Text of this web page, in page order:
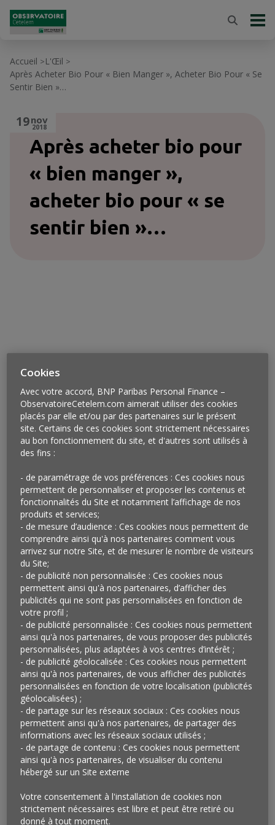
Accueil >L'Œil >
Après Acheter Bio Pour « Bien Manger », Acheter Bio Pour « Se
Sentir Bien »…
Après acheter bio pour
« bien manger »,
acheter bio pour « se
sentir bien »…
19nov
2018
Vu à Paris
15ème arrondissement, son dernier concept de
magasin baptiséNaturalia Originesdédié aux
médecines douces et à la nature. 1 300 produits y sont
proposés, répartis en cinq espaces : compléments
alimentaires, herboristerie, aromathérapie, super-
aliments et ayurveda. L’agencement du magasin,
particulièrement aéré, comprend aussi des espaces,
non marchands pour entamer et susciter les
discussions et les échanges avec une équipe
spécialement formée. Composée de quatre personnes
spécialisées dans la médecine douce comme des
naturopathes ou des diététiciens, l’équipe propose des
consultations, sur rendez-vous, et des ateliers
thématiques. Un bar à herbes et infusion est
également proposé. Enfin, un plafond végétal (thym,
orchidées, basilic), une première en Europe, vient
affirmer la personnalité du lieu.
Qu’en penser ?
Enseigne pionnière du bio, Naturalia inaugure
aujourd’hui, avec son dernier concept de magasin, une
nouvelle phase dans le développement de ce marché.
Après les produits bios, portés par des discours
centrés sur les origines, les producteurs et leurs
Cookies
Avec votre accord, BNP Paribas Personal Finance –
ObservatoireCetelem.com aimerait utiliser des cookies
placés par elle et/ou par des partenaires sur le présent
site. Certains de ces cookies sont strictement nécessaires
au bon fonctionnement du site, et d'autres sont utilisés à
des fins :
- de paramétrage de vos préférences : Ces cookies nous
permettent de personnaliser et proposer les contenus et
fonctionnalités du Site et notamment l’affichage de nos
produits et services;
- de mesure d’audience : Ces cookies nous permettent de
comprendre ainsi qu'à nos partenaires comment vous
arrivez sur notre Site, et de mesurer le nombre de visiteurs
du Site;
- de publicité non personnalisée : Ces cookies nous
permettent ainsi qu'à nos partenaires, d’afficher des
publicités qui ne sont pas personnalisées en fonction de
votre profil ;
- de publicité personnalisée : Ces cookies nous permettent
ainsi qu'à nos partenaires, de vous proposer des publicités
personnalisées, plus adaptées à vos centres d’intérêt ;
- de publicité géolocalisée : Ces cookies nous permettent
ainsi qu'à nos partenaires, de vous afficher des publicités
personnalisées en fonction de votre localisation (publicités
géolocalisées) ;
- de partage sur les réseaux sociaux : Ces cookies nous
permettent ainsi qu'à nos partenaires, de partager des
informations avec les réseaux sociaux utilisés ;
- de partage de contenu : Ces cookies nous permettent
ainsi qu'à nos partenaires, de visualiser du contenu
hébergé sur un Site externe
Votre consentement à l'installation de cookies non
strictement nécessaires est libre et peut être retiré ou
donné à tout moment.